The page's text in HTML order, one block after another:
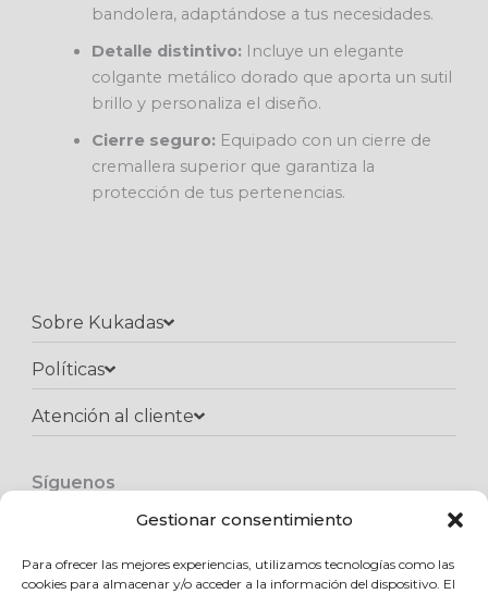
Gestionar consentimiento
Para ofrecer las mejores experiencias, utilizamos tecnologías como las
cookies para almacenar y/o acceder a la información del dispositivo. El
bandolera, adaptándose a tus necesidades.
Detalle distintivo: Incluye un elegante
colgante metálico dorado que aporta un sutil
brillo y personaliza el diseño.
Cierre seguro: Equipado con un cierre de
cremallera superior que garantiza la
protección de tus pertenencias.
Sobre Kukadas
Políticas
Atención al cliente​
Síguenos
e
b
t
a
h
t
s
Copyright © 2025 Kukadas.com | Todos los derechos reservados